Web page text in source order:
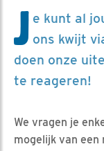
J e kunt al
ons kwijt
doen onze
te reageren!
We vragen je
mogelijk van